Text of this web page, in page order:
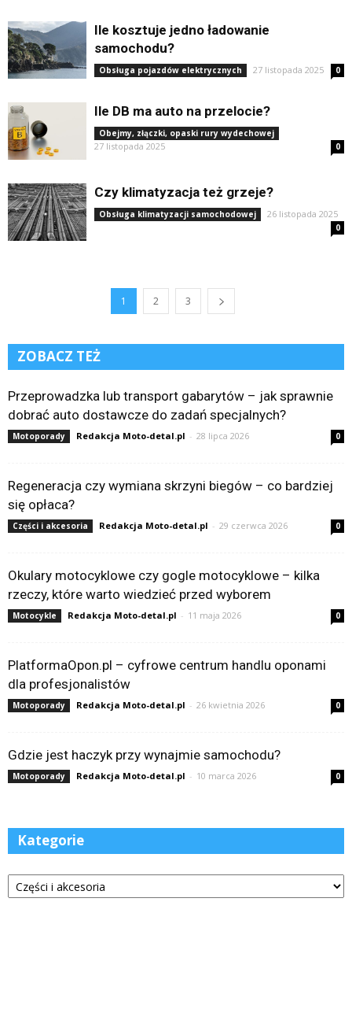
Ile kosztuje jedno ładowanie
samochodu?
Obsługa pojazdów elektrycznych 27 listopada 2025 0
Ile DB ma auto na przelocie?
Obejmy, złączki, opaski rury wydechowej
27 listopada 2025 0
Czy klimatyzacja też grzeje?
Obsługa klimatyzacji samochodowej 26 listopada 2025
0
1 2 3
ZOBACZ TEŻ
Przeprowadzka lub transport gabarytów – jak sprawnie
dobrać auto dostawcze do zadań specjalnych?
Motoporady Redakcja Moto-detal.pl - 28 lipca 2026 0
Regeneracja czy wymiana skrzyni biegów – co bardziej
się opłaca?
Części i akcesoria Redakcja Moto-detal.pl - 29 czerwca 2026 0
Okulary motocyklowe czy gogle motocyklowe – kilka
rzeczy, które warto wiedzieć przed wyborem
Motocykle Redakcja Moto-detal.pl - 11 maja 2026 0
PlatformaOpon.pl – cyfrowe centrum handlu oponami
dla profesjonalistów
Motoporady Redakcja Moto-detal.pl - 26 kwietnia 2026 0
Gdzie jest haczyk przy wynajmie samochodu?
Motoporady Redakcja Moto-detal.pl - 10 marca 2026 0
Kategorie
Kategorie